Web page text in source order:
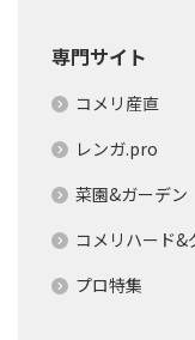
専門サイト
コメリ産直
レンガ.pro
菜園&ガーデン
コメリハード&
プロ特集